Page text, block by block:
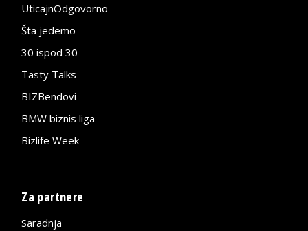
UticajnOdgovorno
Šta jedemo
30 ispod 30
Tasty Talks
BIZBendovi
BMW biznis liga
Bizlife Week
Za partnere
Saradnja